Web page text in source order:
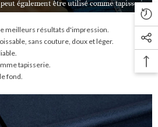
meilleurs résultats d'impression.
sans couture, doux et léger.
tapisserie.
fond.